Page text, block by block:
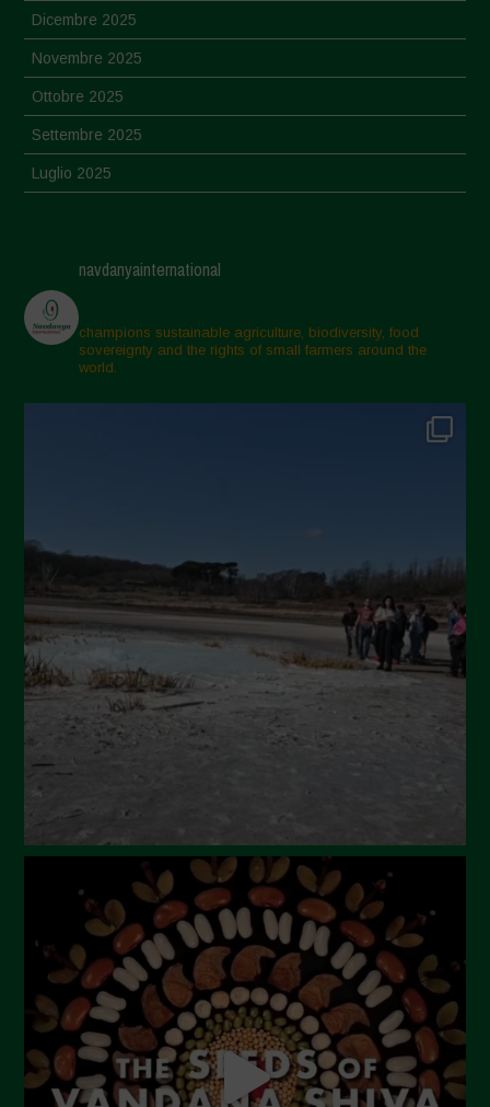
Dicembre 2025
Novembre 2025
Ottobre 2025
Settembre 2025
Luglio 2025
Aprile 2025
Marzo 2025
Febbraio 2025
Gennaio 2025
Settembre 2024
Luglio 2024
Maggio 2024
Aprile 2024
Marzo 2024
Febbraio 2024
Ottobre 2023
Settembre 2023
Agosto 2023
Luglio 2023
Giugno 2023
Maggio 2023
navdanyainternational
champions sustainable agriculture, biodiversity, food
sovereignty and the rights of small farmers around the
world.